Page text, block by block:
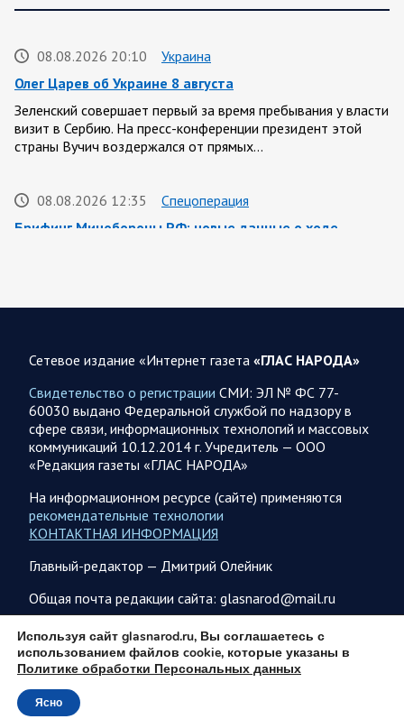
08.08.2026 20:10
Украина
Олег Царев об Украине 8 августа
Зеленский совершает первый за время пребывания у власти
визит в Сербию. На пресс-конференции президент этой
страны Вучич воздержался от прямых…
08.08.2026 12:35
Спецоперация
Брифинг Минобороны РФ: новые данные о ходе
представители группировок «Север», «Запад», «Центр»,
Сводка военных действий от Минобороны РФ 8
августа. Коротко
Группировка войск «Север» взяла под контроль населенный
пункт Ивановка в Харьковской области. Российские
вооруженные силы за последние сутки поразили…
08.08.2026 10:09
Спецоперация
В ночь 8 августа ВС РФ нанесли удары по объектам в 8
Олег Царев сообщает: Мониторинг противника насчитал
151 БПЛА, запущенный с территории России, из которых
якобы «сбиты/подавлены» – 135. В Киеве…
08.08.2026 10:05
Сетевое издание «Интернет газета «ГЛАС НАРОДА»
Свидетельство о регистрации СМИ: ЭЛ № ФС 77-
60030 выдано Федеральной службой по надзору в
сфере связи, информационных технологий и массовых
коммуникаций 10.12.2014 г. Учредитель — ООО
«Редакция газеты «ГЛАС НАРОДА»
На информационном ресурсе (сайте) применяются
рекомендательные технологии
КОНТАКТНАЯ ИНФОРМАЦИЯ
Главный-редактор — Дмитрий Олейник
Общая почта редакции сайта: glasnarod@mail.ru
ПОДПИСКА
Используя сайт glasnarod.ru, Вы соглашаетесь с
использованием файлов cookie, которые указаны в
Политике обработки Персональных данных
Ясно